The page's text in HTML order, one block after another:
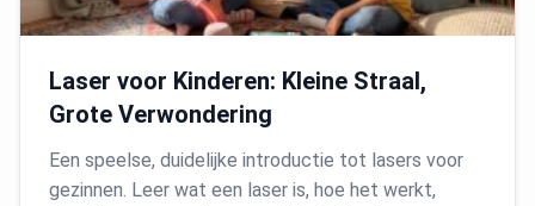
Laser voor Kinderen: Kleine Straal,
Grote Verwondering
Een speelse, duidelijke introductie tot lasers voor
gezinnen. Leer wat een laser is, hoe het werkt,